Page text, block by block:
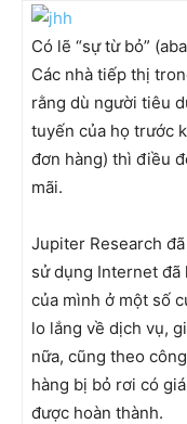
Có lẽ “sự từ bỏ”
Các nhà tiếp thị
rằng dù người tiêu
tuyến của họ trước
đơn hàng) thì điều
mãi.
Jupiter Research
sử dụng Internet đã
của mình ở một số
lo lắng về dịch vụ,
nữa, cũng theo
hàng bị bỏ rơi có
được hoàn thành.